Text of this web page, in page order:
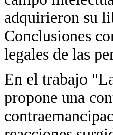
adquirieron su
Conclusiones
legales de las
En el trabajo
propone una